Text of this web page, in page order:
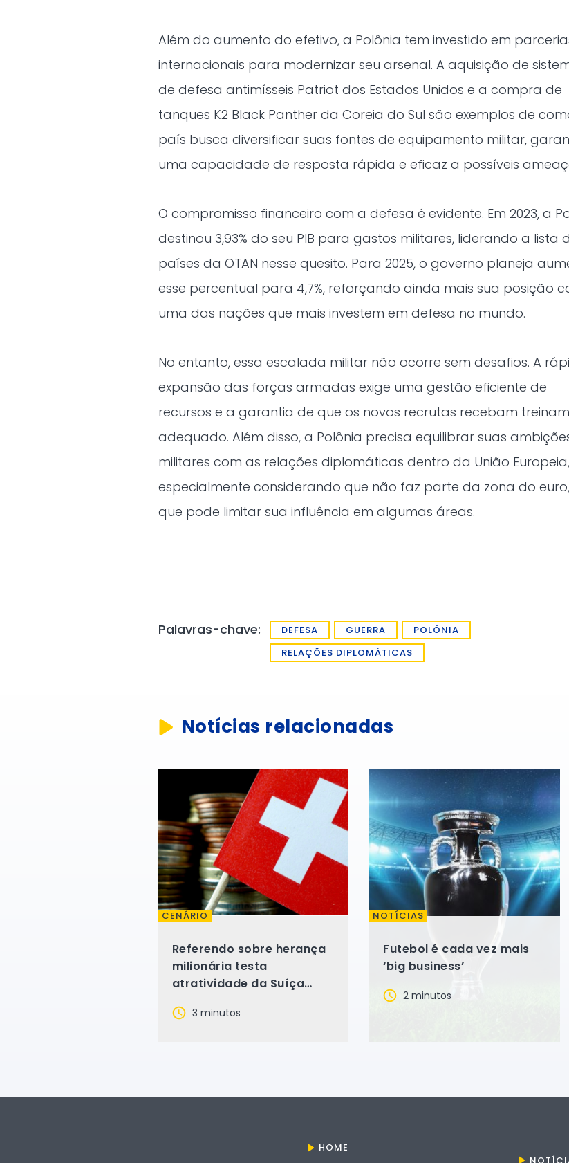
Além do aumento do efetivo, a Polônia tem investido em
internacionais para modernizar seu arsenal. A aquisição de
de defesa antimísseis Patriot dos Estados Unidos e a compra de
tanques K2 Black Panther da Coreia do Sul são exemplos de
país busca diversificar suas fontes de equipamento militar,
uma capacidade de resposta rápida e eficaz a possíveis
O compromisso financeiro com a defesa é evidente. Em 2023, a
destinou 3,93% do seu PIB para gastos militares, liderando a lista
países da OTAN nesse quesito. Para 2025, o governo planeja
esse percentual para 4,7%, reforçando ainda mais sua posição
uma das nações que mais investem em defesa no mundo.
No entanto, essa escalada militar não ocorre sem desafios. A
expansão das forças armadas exige uma gestão eficiente de
recursos e a garantia de que os novos recrutas recebam
adequado. Além disso, a Polônia precisa equilibrar suas
militares com as relações diplomáticas dentro da União Europeia,
especialmente considerando que não faz parte da zona do
que pode limitar sua influência em algumas áreas.
Palavras-chave: DEFESA GUERRA
POLÔNIA
RELAÇÕES DIPLOMÁTICAS
Notícias relacionadas
CENÁRIO
Referendo sobre herança
milionária testa
atratividade da Suíça
3 minutos
NOTÍCIAS
Futebol é cada vez mais
‘big business’
2 minutos
HOME